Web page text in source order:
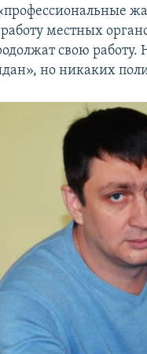
работу местных
свою
но никаких